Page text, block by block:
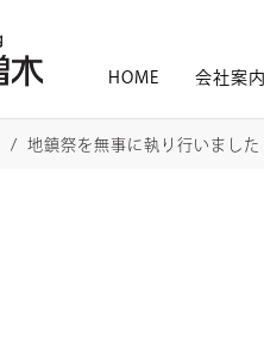
HOME 会社案
地鎮祭を無事に執り行いました